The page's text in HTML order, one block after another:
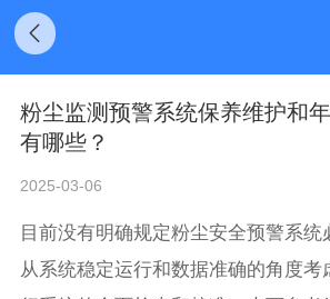
粉尘监测预警系统保养维护和
有哪些？
2025-03-06
目前没有明确规定粉尘安全预警系统
从系统稳定运行和数据准确的角度考